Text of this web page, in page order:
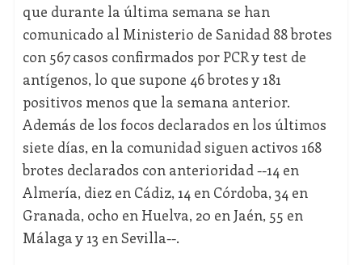
que durante la última semana se han
comunicado al Ministerio de Sanidad 88 brotes
con 567 casos confirmados por PCR y test de
antígenos, lo que supone 46 brotes y 181
positivos menos que la semana anterior.
Además de los focos declarados en los últimos
siete días, en la comunidad siguen activos 168
brotes declarados con anterioridad --14 en
Almería, diez en Cádiz, 14 en Córdoba, 34 en
Granada, ocho en Huelva, 20 en Jaén, 55 en
Málaga y 13 en Sevilla--.